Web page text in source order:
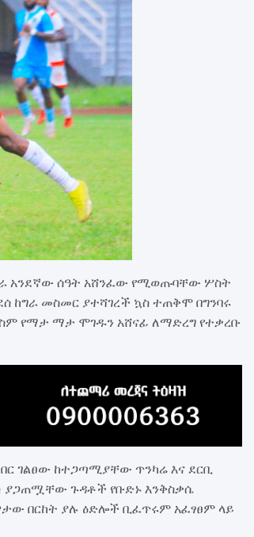
አንደኛው ሰዓት አሸንፈው የሚወጡባቸው ሦስት
መስመር ያተሻገረች ኳስ ተጠቅሞ በግንባሩ
የማታ ማታ ሞገዱን አሸናፊ ለማድረግ የተቃረቡ
ገልፀው ከተጋጣሚያቸው ጥንካሬ እና ደርቢ
ጉዳቶች የቡድኑ እንቅስቃሴ
በርከት ያሉ ዕድሎች ቢፈጥሩም አፈፃፀም ላይ